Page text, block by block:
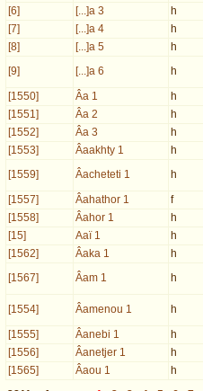
[6]
[...]a 3 h
[7]
[...]a 4 h
[8]
[...]a 5 h
[9]
[...]a 6 h
[1550]
Âa 1 h
[1551]
Âa 2 h
[1552]
Âa 3 h
[1553]
Âaakhty 1 h
[1559]
Âacheteti 1 h
[1557]
Âahathor 1 f
[1558]
Âahor 1 h
[15]
Aaï 1 h
[1562]
Âaka 1 h
[1567]
Âam 1 h
[1554]
Âamenou 1 h
[1555]
Âanebi 1 h
[1556]
Âanetjer 1 h
[1565]
Âaou 1 h